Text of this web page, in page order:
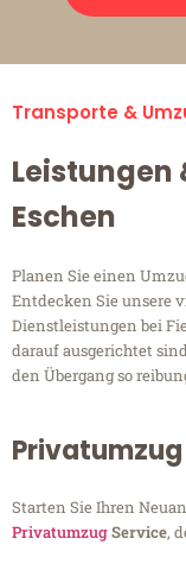
Transporte &
Leistungen
Eschen
Planen Sie einen
Entdecken Sie unsere
Dienstleistungen bei
darauf ausgerichtet
den Übergang so
Privatumzug
Starten Sie Ihren
PrivatumzugService,